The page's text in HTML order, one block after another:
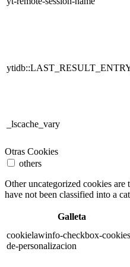
_lscache_vary
Otras Cookies
others
Other uncategorized cookies are
have not been classified into a
Galleta
cookielawinfo-checkbox-
de-personalizacion